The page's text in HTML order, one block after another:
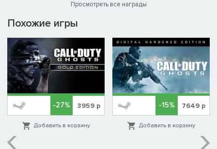
Просмотреть все награды
Похожие игры
-27% 3959р
Добавить в корзину
-15% 7649 р
Добавить в корзину